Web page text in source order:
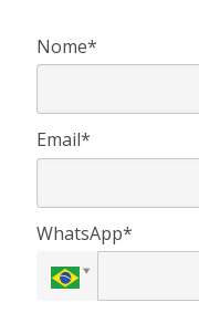
Nome*
Email*
WhatsApp*